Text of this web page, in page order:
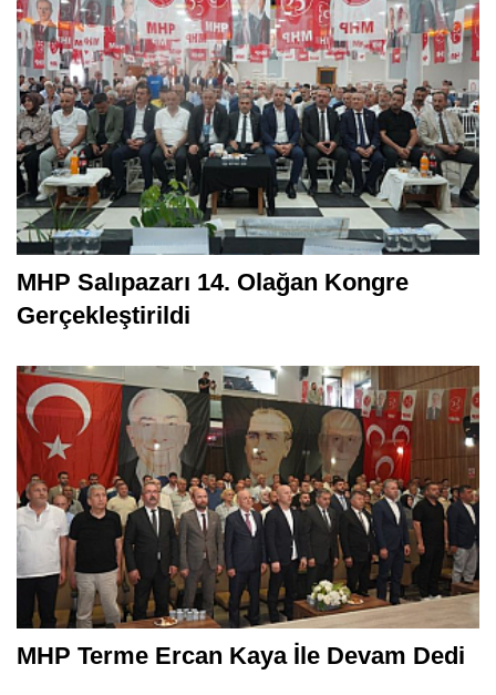
MHP Salıpazarı 14. Olağan Kongre
Gerçekleştirildi
MHP Terme Ercan Kaya İle Devam Dedi